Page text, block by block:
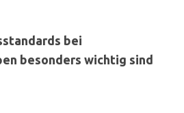
bei
besonders wichtig sind